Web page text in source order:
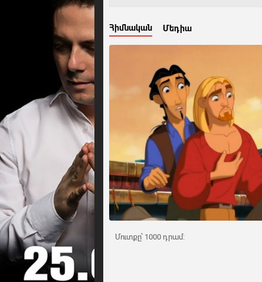
Հիմնական Մեդիա
Մուտքը՝ 1000 դրամ: